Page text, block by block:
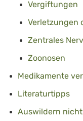
Vergiftungen
Verletzungen
Zentrales
Zoonosen
Medikamente
Literaturtipps
Auswildern